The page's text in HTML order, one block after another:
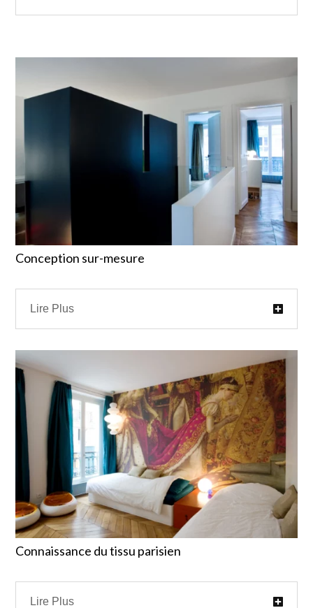
Conception sur-mesure
Lire Plus
Connaissance du tissu parisien
Lire Plus